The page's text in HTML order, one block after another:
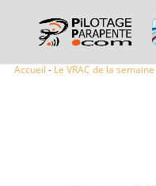
Accueil - Le VRAC de la semaine